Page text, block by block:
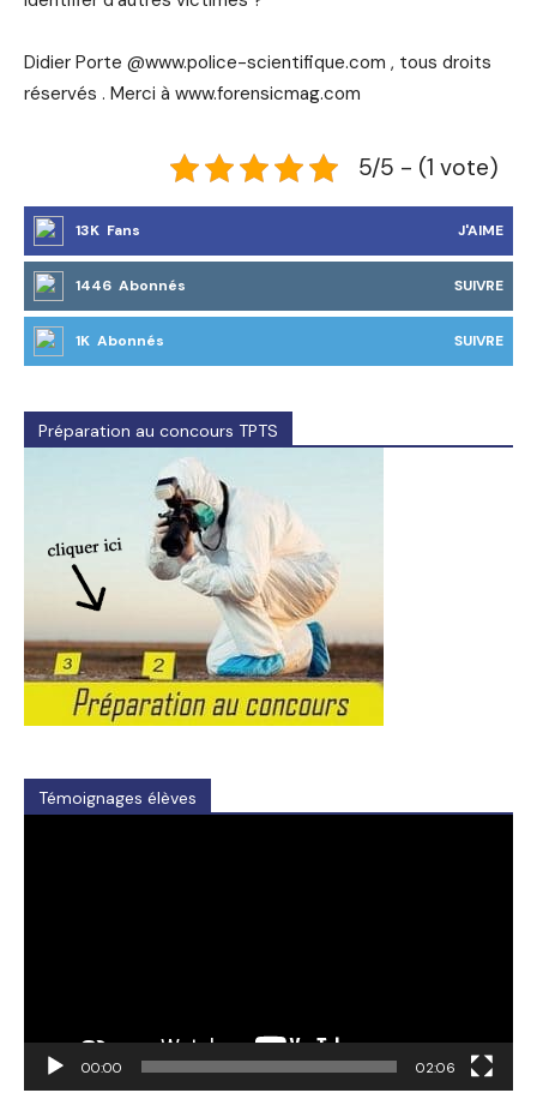
Didier Porte @www.police-scientifique.com , tous droits
réservés . Merci à www.forensicmag.com
5/5 - (1 vote)
13K Fans J'AIME
1446 Abonnés SUIVRE
1K Abonnés SUIVRE
Préparation au concours TPTS
Témoignages élèves
00:00 02:06